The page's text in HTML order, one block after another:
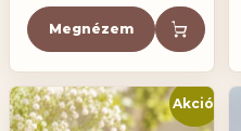
Megnézem
Akció!